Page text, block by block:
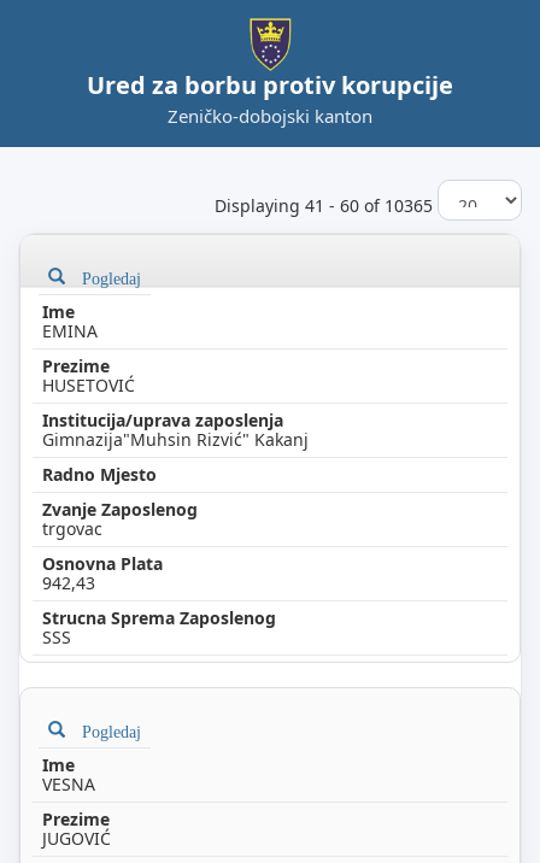
Ured za borbu protiv korupcije
Zeničko-dobojski kanton
Displaying 41 - 60 of 10365
Pogledaj
EMINA
HUSETOVIĆ
Gimnazija"Muhsin Rizvić" Kakanj
trgovac
942,43
SSS
Pogledaj
VESNA
JUGOVIĆ